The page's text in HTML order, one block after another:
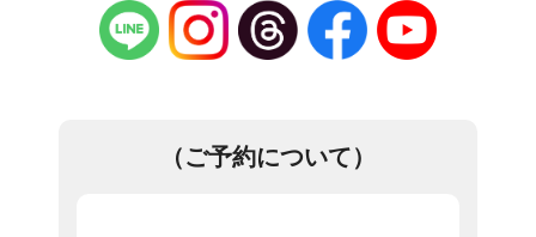
（ご予約について）